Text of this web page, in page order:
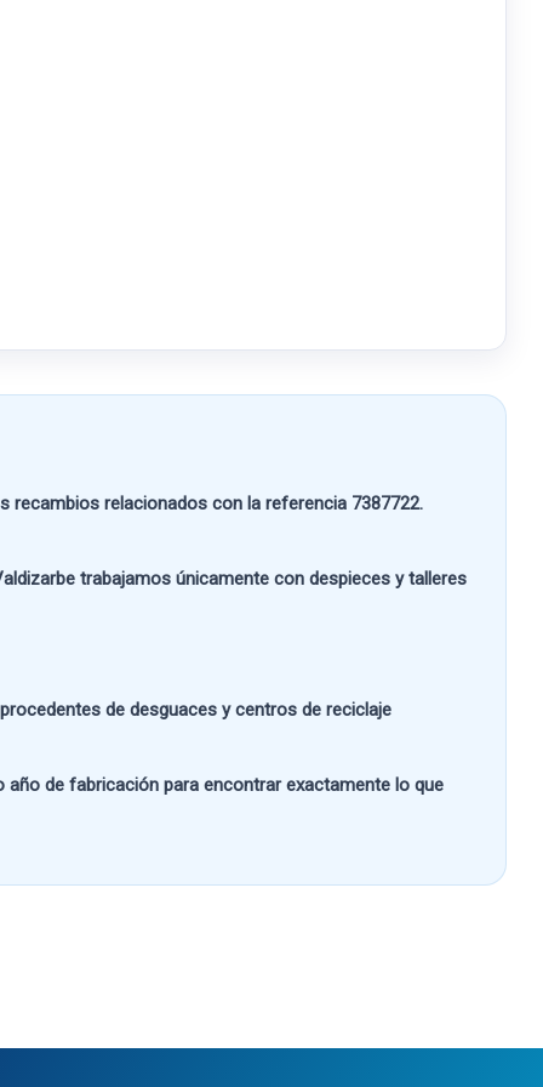
recambios relacionados con la referencia 7387722.
trabajamos únicamente con despieces y talleres
de desguaces y centros de reciclaje
año de fabricación para encontrar exactamente lo que